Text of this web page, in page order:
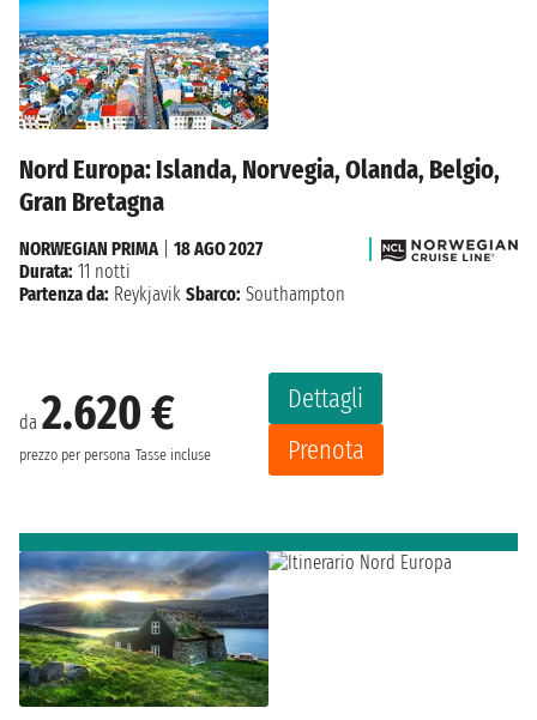
Nord Europa: Islanda, Norvegia, Olanda, Belgio,
Gran Bretagna
da 2.620 €
prezzo per persona Tasse incluse
Dettagli
Prenota
NORWEGIAN PRIMA| 18 AGO 2027
Durata: 11 notti
Partenza da: Reykjavik Sbarco: Southampton